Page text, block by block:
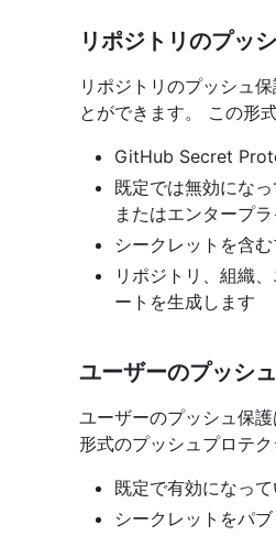
リポジトリのプッ
リポジトリのプッシュ
とができます。 この形
GitHub Secret
既定では無効にな
またはエンタープ
シークレットを含
リポジトリ、組織
ートを生成します
ユーザーのプッシ
ユーザーのプッシュ保
形式のプッシュプロテ
既定で有効になっ
シークレットをパ